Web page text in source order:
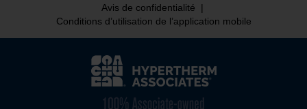
Avis de confidentialité
|
Conditions d’utilisation de l’application mobile